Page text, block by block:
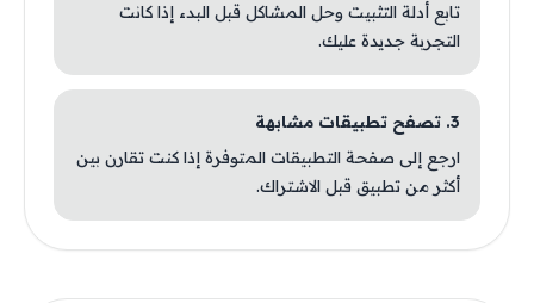
تابع أدلة التثبيت وحل المشاكل قبل البدء إذا كانت
التجربة جديدة عليك.
3. تصفح تطبيقات مشابهة
ارجع إلى صفحة التطبيقات المتوفرة إذا كنت تقارن بين
أكثر من تطبيق قبل الاشتراك.